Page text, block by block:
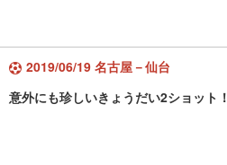
2019/06/19 名古屋－仙台
意外にも珍しいきょうだい2ショット！